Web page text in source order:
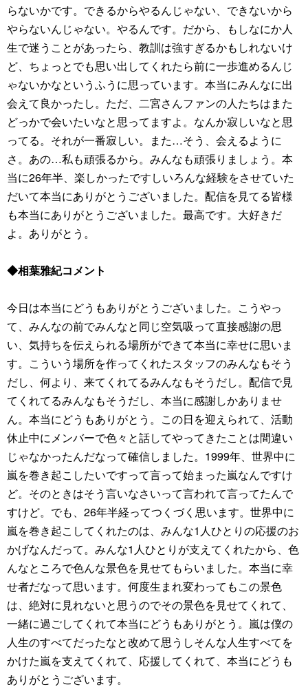
らないかです。できるからやるんじゃない、できないから
やらないんじゃない。やるんです。だから、もしなにか人
生で迷うことがあったら、教訓は強すぎるかもしれないけ
ど、ちょっとでも思い出してくれたら前に一歩進めるんじ
ゃないかなというふうに思っています。本当にみんなに出
会えて良かったし。ただ、二宮さんファンの人たちはまた
どっかで会いたいなと思ってますよ。なんか寂しいなと思
ってる。それが一番寂しい。また…そう、会えるように
さ。あの…私も頑張るから。みんなも頑張りましょう。本
当に26年半、楽しかったですしいろんな経験をさせていた
だいて本当にありがとうございました。配信を見てる皆様
も本当にありがとうございました。最高です。大好きだ
よ。ありがとう。
◆相葉雅紀コメント
今日は本当にどうもありがとうございました。こうやっ
て、みんなの前でみんなと同じ空気吸って直接感謝の思
い、気持ちを伝えられる場所ができて本当に幸せに思いま
す。こういう場所を作ってくれたスタッフのみんなもそう
だし、何より、来てくれてるみんなもそうだし。配信で見
てくれてるみんなもそうだし、本当に感謝しかありませ
ん。本当にどうもありがとう。この日を迎えられて、活動
休止中にメンバーで色々と話してやってきたことは間違い
じゃなかったんだなって確信しました。1999年、世界中に
嵐を巻き起こしたいですって言って始まった嵐なんですけ
ど。そのときはそう言いなさいって言われて言ってたんで
すけど。でも、26年半経ってつくづく思います。世界中に
嵐を巻き起こしてくれたのは、みんな1人ひとりの応援のお
かげなんだって。みんな1人ひとりが支えてくれたから、色
んなところで色んな景色を見せてもらいました。本当に幸
せ者だなって思います。何度生まれ変わってもこの景色
は、絶対に見れないと思うのでその景色を見せてくれて、
一緒に過ごしてくれて本当にどうもありがとう。嵐は僕の
人生のすべてだったなと改めて思うしそんな人生すべてを
かけた嵐を支えてくれて、応援してくれて、本当にどうも
ありがとうございます。